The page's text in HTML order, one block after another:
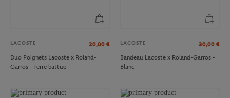
LACOSTE 20,00 €
Duo Poignets Lacoste x Roland-
Garros - Terre battue
LACOSTE 30,00 €
Bandeau Lacoste x Roland-Garros -
Blanc